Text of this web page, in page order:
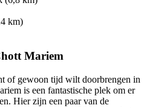
km)
Mariem
of gewoon tijd wilt doorbrengen in
is een fantastische plek om er
Hier zijn een paar van de